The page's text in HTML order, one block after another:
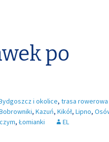
po
i okolice, trasa
, Kazuń, Kikół, Lipno,
, Łomianki EL